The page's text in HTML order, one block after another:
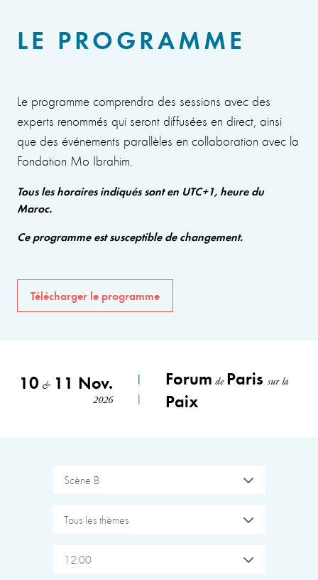
LE PROGRAMME
Le programme comprendra des sessions avec des
experts renommés qui seront diffusées en direct, ainsi
que des événements parallèles en collaboration avec la
Fondation Mo Ibrahim.
Tous les horaires indiqués sont en UTC+1, heure du
Maroc.
Ce programme est susceptible de changement.
Télécharger le programme
10 &11 Nov.
2026
Forum de Parissur la
Paix
Scène B
Tous les thèmes
12:00